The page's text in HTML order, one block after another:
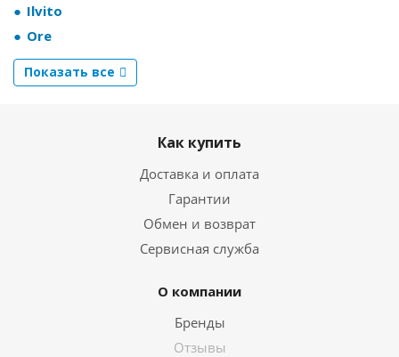
Ilvito
Ore
Показать все
Как купить
Доставка и оплата
Гарантии
Обмен и возврат
Сервисная служба
О компании
Бренды
Отзывы